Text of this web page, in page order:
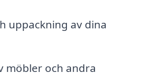
uppackning av dina
möbler och andra